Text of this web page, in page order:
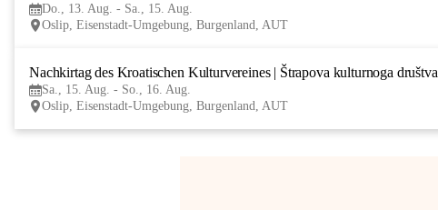
Do., 13. Aug. - Sa., 15. Aug.
Oslip, Eisenstadt-Umgebung, Burgenland, AUT
Nachkirtag des Kroatischen Kulturvereines | Štrapova kulturnoga društva
Sa., 15. Aug. - So., 16. Aug.
Oslip, Eisenstadt-Umgebung, Burgenland, AUT